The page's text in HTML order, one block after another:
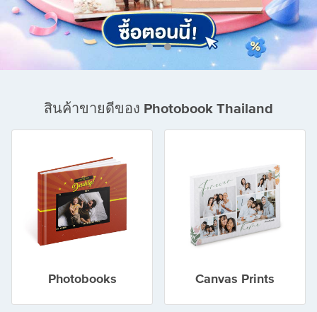
สินค้าขายดีของ Photobook Thailand
Photobooks Canvas Prints